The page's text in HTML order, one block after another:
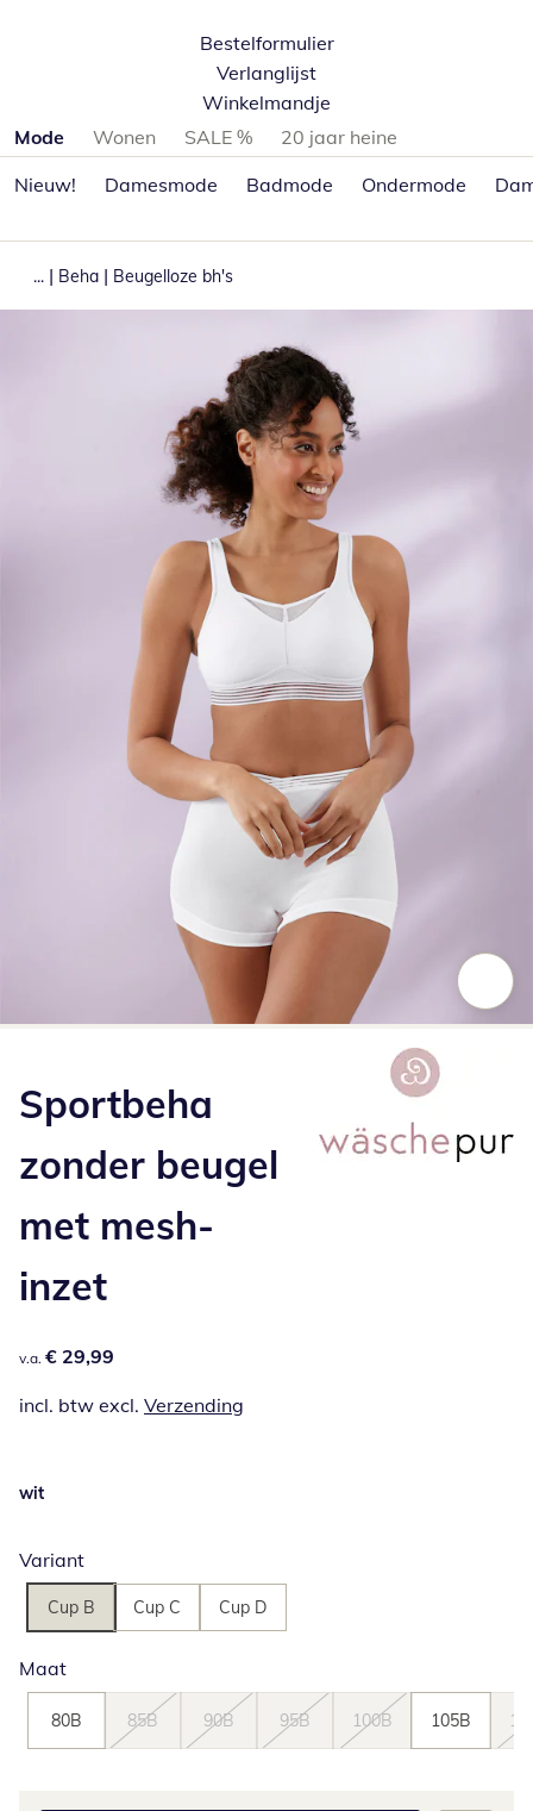
Bestelformulier
Verlanglijst
Winkelmandje
Productcategorieën overslaan
Mode Wonen SALE %
20 jaar heine
Nieuw!
Damesmode Badmode Ondermode
... | Beha | Beugelloze bh's
Sportbeha
zonder beugel
met mesh-
inzet
€ 29,99
v.a. € 29,99
incl. btw excl. Verzending
wit
Variant
Cup B Cup C Cup D
Maat
80B 85B 90B 95B 100B 105B